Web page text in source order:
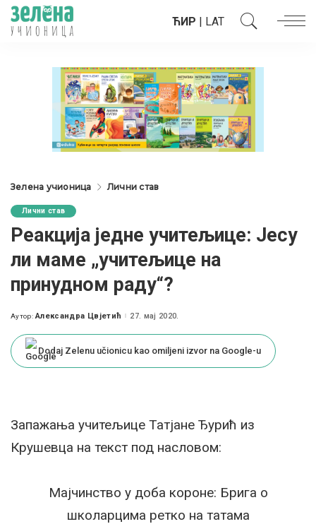
ЋИР | LAT
Зелена учионица Лични став
Лични став
Реакција једне учитељице: Јесу
ли маме „учитељице на
принудном раду“?
Posted
Аутор: Александра Цвјетић 27. мај 2020.
Dodaj Zelenu učionicu kao omiljeni izvor na Google-u
Запажања учитељице Татјане Ђурић из
Крушевца на текст под насловом:
Мајчинство у доба короне: Брига о
школарцима ретко на татама